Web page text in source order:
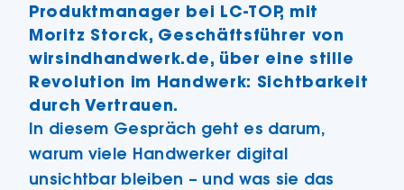
Produktmanager bei LC-TOP, mit
Moritz Storck, Geschäftsführer von
wirsindhandwerk.de, über eine stille
Revolution im Handwerk: Sichtbarkeit
durch Vertrauen.
In diesem Gespräch geht es darum,
warum viele Handwerker digital
unsichtbar bleiben – und was sie das